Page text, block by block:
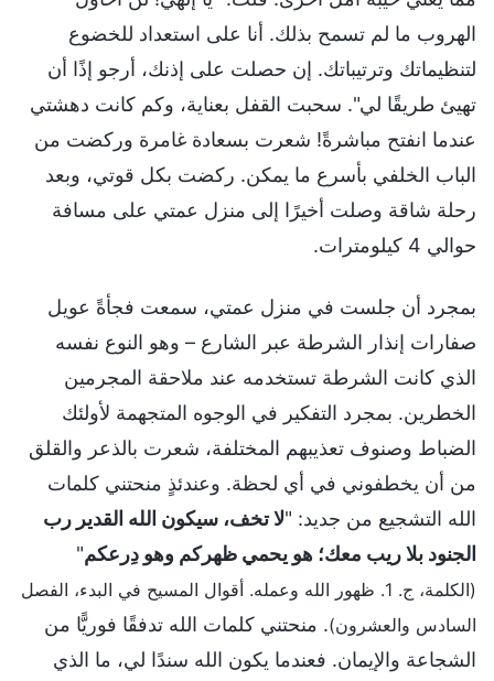
الهروب ما لم تسمح بذلك. أنا على استعداد للخضوع
لتنظيماتك وترتيباتك. إن حصلت على إذنك، أرجو إذًا أن
تهيئ طريقًا لي". سحبت القفل بعناية، وكم كانت دهشتي
عندما انفتح مباشرةً! شعرت بسعادة غامرة وركضت من
الباب الخلفي بأسرع ما يمكن. ركضت بكل قوتي، وبعد
رحلة شاقة وصلت أخيرًا إلى منزل عمتي على مسافة
حوالي 4 كيلومترات.
بمجرد أن جلست في منزل عمتي، سمعت فجأةً عويل
صفارات إنذار الشرطة عبر الشارع – وهو النوع نفسه
الذي كانت الشرطة تستخدمه عند ملاحقة المجرمين
الخطرين. بمجرد التفكير في الوجوه المتجهمة لأولئك
الضباط وصنوف تعذيبهم المختلفة، شعرت بالذعر والقلق
من أن يخطفوني في أي لحظة. وعندئذٍ منحتني كلمات
الله التشجيع من جديد: "لا تخف، سيكون الله القدير رب
الجنود بلا ريب معك؛ هو يحمي ظهركم وهو دِرعكم"
(الكلمة، ج. 1. ظهور الله وعمله. أقوال المسيح في البدء، الفصل
السادس والعشرون). منحتني كلمات الله تدفقًا فوريًّا من
الشجاعة والإيمان. فعندما يكون الله سندًا لي، ما الذي